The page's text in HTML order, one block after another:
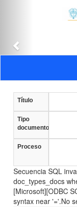
Título
Tipo
documento
Proceso
Secuencia SQL
doc_types_docs
[Microsoft][ODBC
syntax near '='.No